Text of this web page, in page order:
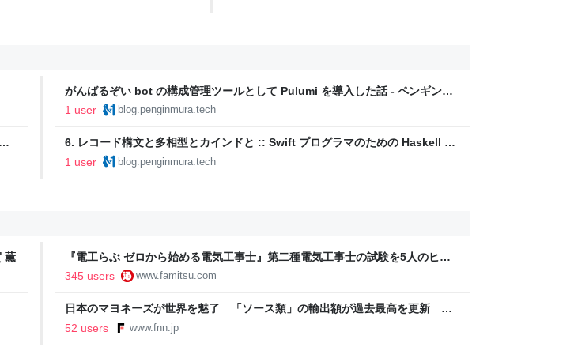
がんばるぞい bot の構成管理ツールとして Pulumi を導入した話 - ペンギン村
Tech Blog
1 user blog.penginmura.tech
6. レコード構文と多相型とカインドと :: Swift プログラマのための Haskell 入
門 - ペンギン村 Tech Blog
1 user blog.penginmura.tech
薫
『電工らぶ ゼロから始める電気工事士』第二種電気工事士の試験を5人のヒロ
インと勉強。青春しながら“過去問1000問”や“本番形式CBT模擬試験”で本格的
345 users www.famitsu.com
日本のマヨネーズが世界を魅了 「ソース類」の輸出額が過去最高を更新 人
気の裏には卵黄のコク アメリカでは“日本風”が誕生｜FNNプライムオンライ
52 users www.fnn.jp